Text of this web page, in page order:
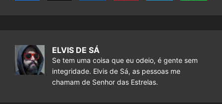
ELVIS DE SÁ
Se tem uma coisa que eu odeio, é gente sem
integridade. Elvis de Sá, as pessoas me
chamam de Senhor das Estrelas.